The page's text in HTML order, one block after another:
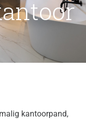
kantoorpand,